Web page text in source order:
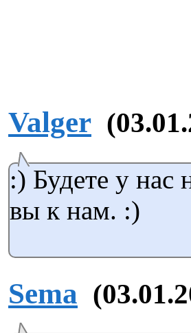
Valger
:) Будете у
вы к нам. :)
Sema